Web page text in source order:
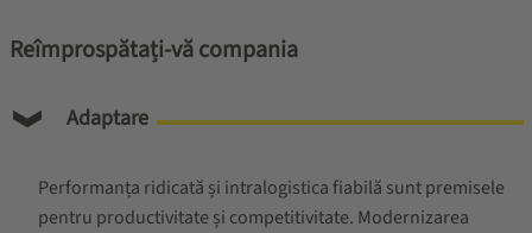
Reîmprospătați-vă compania
Adaptare
Performanța ridicată și intralogistica fiabilă sunt premisele
pentru productivitate și competitivitate. Modernizarea